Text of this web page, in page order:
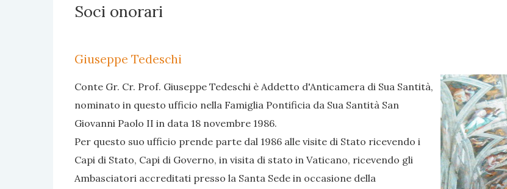
Soci onorari
Giuseppe Tedeschi
Conte Gr. Cr. Prof. Giuseppe Tedeschi è Addetto d'Anticamera di Sua Santità,
nominato in questo ufficio nella Famiglia Pontificia da Sua Santità San
Giovanni Paolo II in data 18 novembre 1986.
Per questo suo ufficio prende parte dal 1986 alle visite di Stato ricevendo i
Capi di Stato, Capi di Governo, in visita di stato in Vaticano, ricevendo gli
Ambasciatori accreditati presso la Santa Sede in occasione della